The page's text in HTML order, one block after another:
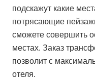
подскажут какие
потрясающие
сможете совершить
местах. Заказ
позволит с
отеля.